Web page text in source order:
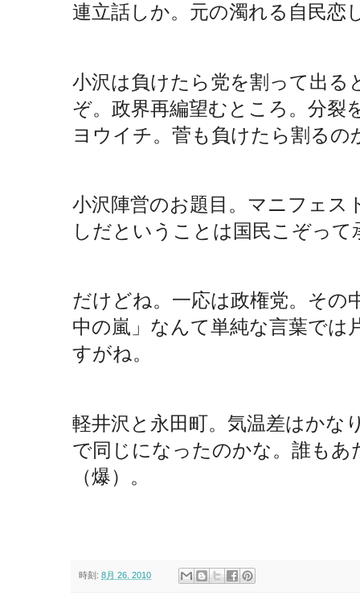
連立話しか。元の濁れる自民恋
小沢は負けたら党を割って出る
ぞ。政界再編望むところ。分裂
ヨウイチ。菅も負けたら割るの
小沢陣営のお題目。マニフェス
しだということは国民こぞって
だけどね。一応は政権党。その
中の嵐」なんて単純な言葉では
すがね。
軽井沢と永田町。気温差はかな
で同じになったのかな。誰も
（爆）。
時刻: 8月 26, 2010